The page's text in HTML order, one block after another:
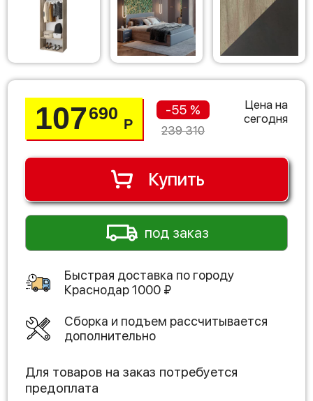
107690
Р
-55 %
239 310
Цена на
сегодня
Купить
под заказ
Быстрая доставка по городу
Краснодар1000 ₽
Сборка и подъем рассчитывается
дополнительно
Для товаров на заказ потребуется
предоплата